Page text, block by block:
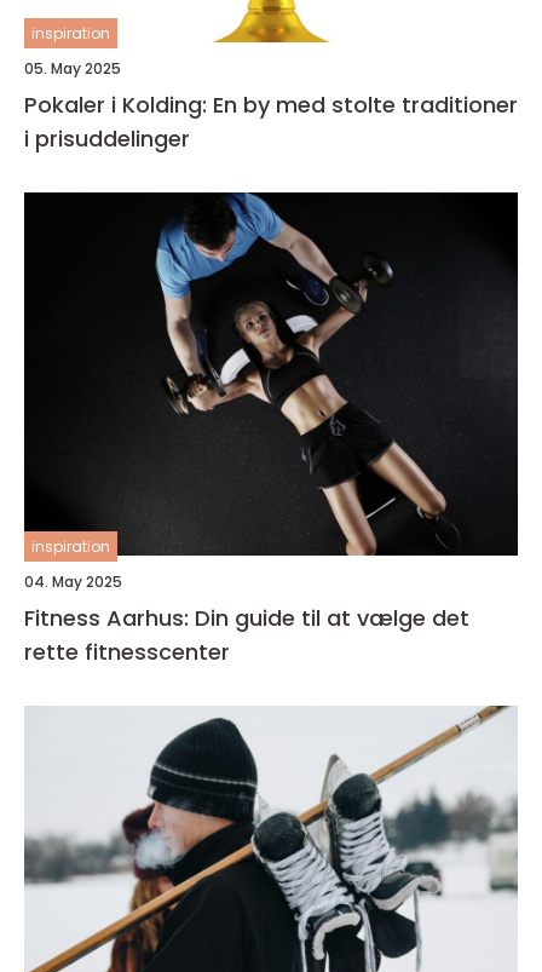
inspiration
05. May 2025
Pokaler i Kolding: En by med stolte traditioner
i prisuddelinger
inspiration
04. May 2025
Fitness Aarhus: Din guide til at vælge det
rette fitnesscenter